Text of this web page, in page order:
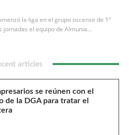
la liga en el grupo oscense de 1ª
jornadas el equipo de Almunia...
articles
se reúnen con el
de la DGA para tratar el